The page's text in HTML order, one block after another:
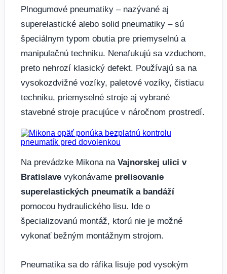
Plnogumové pneumatiky – nazývané aj
superelastické alebo solid pneumatiky – sú
špeciálnym typom obutia pre priemyselnú a
manipulačnú techniku. Nenafukujú sa vzduchom,
preto nehrozí klasický defekt. Používajú sa na
vysokozdvižné vozíky, paletové vozíky, čistiacu
techniku, priemyselné stroje aj vybrané
stavebné stroje pracujúce v náročnom prostredí.
Na prevádzke Mikona na Vajnorskej ulici v
Bratislave vykonávame prelisovanie
superelastických pneumatík a bandáží
pomocou hydraulického lisu. Ide o
špecializovanú montáž, ktorú nie je možné
vykonať bežným montážnym strojom.
Pneumatika sa do ráfika lisuje pod vysokým